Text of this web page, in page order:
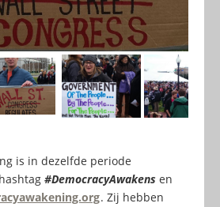
is in dezelfde periode
#DemocracyAwakens en
. Zij hebben